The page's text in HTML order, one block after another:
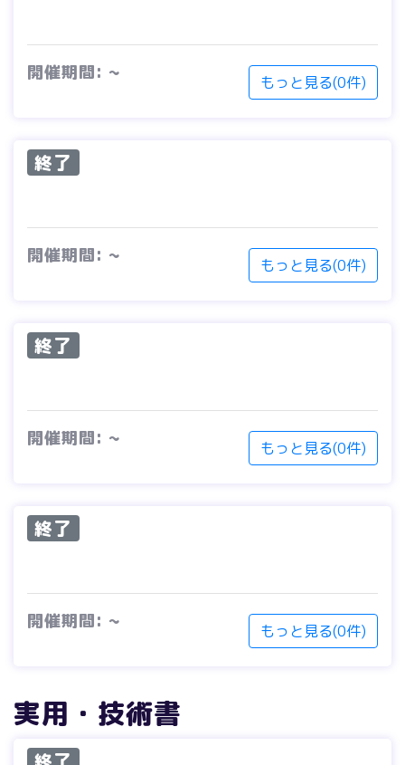
開催期間: ~ もっと見る(0件)
終了
開催期間: ~ もっと見る(0件)
終了
開催期間: ~ もっと見る(0件)
終了
開催期間: ~ もっと見る(0件)
実用・技術書